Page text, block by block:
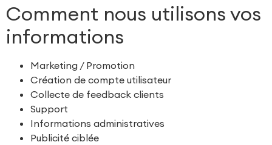
Comment nous utilisons vos
informations
Marketing / Promotion
Création de compte utilisateur
Collecte de feedback clients
Support
Informations administratives
Publicité ciblée